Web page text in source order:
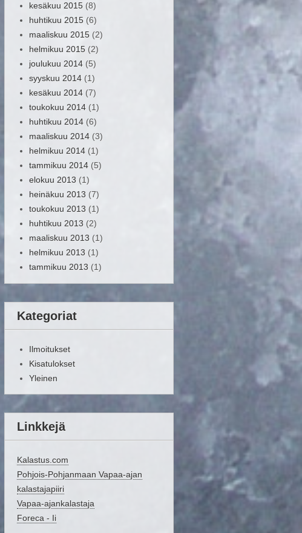
kesäkuu 2015 (8)
huhtikuu 2015 (6)
maaliskuu 2015 (2)
helmikuu 2015 (2)
joulukuu 2014 (5)
syyskuu 2014 (1)
kesäkuu 2014 (7)
toukokuu 2014 (1)
huhtikuu 2014 (6)
maaliskuu 2014 (3)
helmikuu 2014 (1)
tammikuu 2014 (5)
elokuu 2013 (1)
heinäkuu 2013 (7)
toukokuu 2013 (1)
huhtikuu 2013 (2)
maaliskuu 2013 (1)
helmikuu 2013 (1)
tammikuu 2013 (1)
Kategoriat
Ilmoitukset
Kisatulokset
Yleinen
Linkkejä
Kalastus.com
Pohjois-Pohjanmaan Vapaa-ajan
kalastajapiiri
Vapaa-ajankalastaja
Foreca - Ii